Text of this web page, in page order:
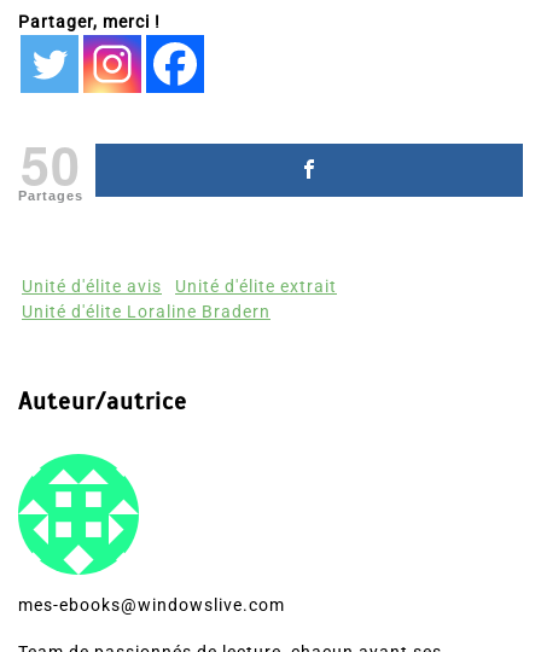
Partager, merci !
50
Partages
Unité d'élite avis
Unité d'élite extrait
Unité d'élite Loraline Bradern
Auteur/autrice
mes-ebooks@windowslive.com